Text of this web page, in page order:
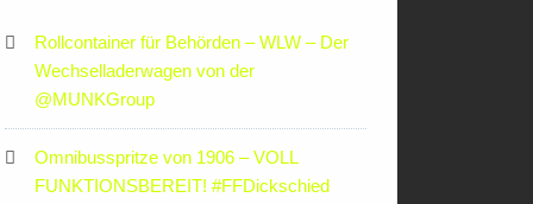
Rollcontainer für Behörden – WLW – Der
Wechselladerwagen von der
‪@MUNKGroup‬
Omnibusspritze von 1906 – VOLL
FUNKTIONSBEREIT! #FFDickschied